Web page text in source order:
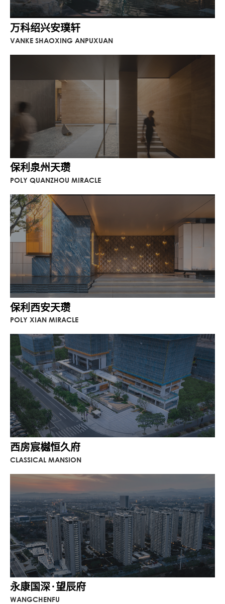
万科绍兴安璞轩
VANKE SHAOXING ANPUXUAN
保利泉州天瓒
POLY QUANZHOU MIRACLE
保利西安天瓒
POLY XIAN MIRACLE
西房宸樾恒久府
CLASSICAL MANSION
永康国深·望辰府
WANGCHENFU